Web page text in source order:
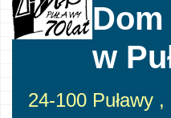
w
24-100 Puławy